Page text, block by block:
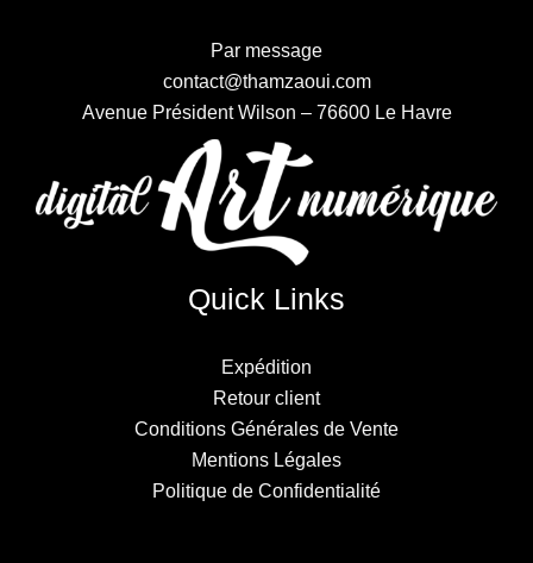
Par message
contact@thamzaoui.com
Avenue Président Wilson – 76600 Le Havre
Quick Links
Expédition
Retour client
Conditions Générales de Vente
Mentions Légales
Politique de Confidentialité